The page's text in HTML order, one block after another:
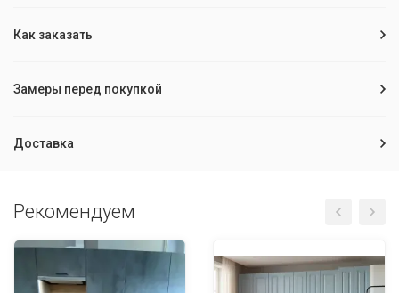
Как заказать
Замеры перед покупкой
Доставка
Рекомендуем